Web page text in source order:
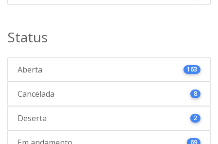
Status
Aberta 163
Cancelada 8
Deserta 2
69